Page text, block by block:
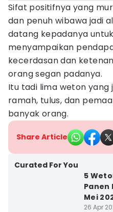
Sifat positifnya yang
dan penuh wibawa jadi
datang kepadanya
menyampaikan
kecerdasan dan
orang segan padanya.
Itu tadi lima weton yang
ramah, tulus, dan
banyak orang.
Share Article
Curated For You
5
Panen
Mei
26 Apr